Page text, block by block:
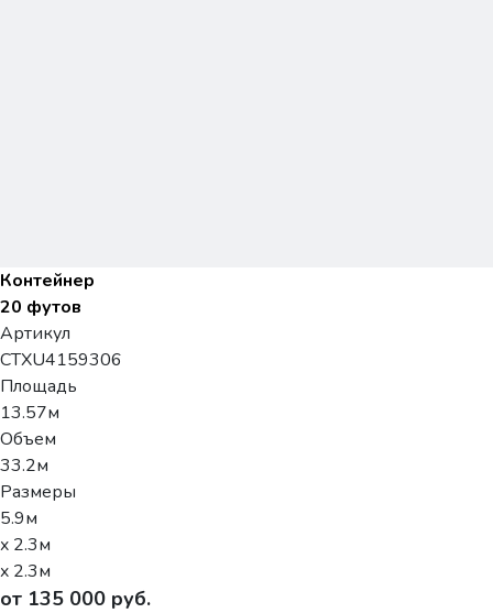
Контейнер
20 футов
Артикул
CTXU4159306
Площадь
13.57м
Объем
33.2м
Размеры
5.9м
x 2.3м
x 2.3м
от 135 000 руб.